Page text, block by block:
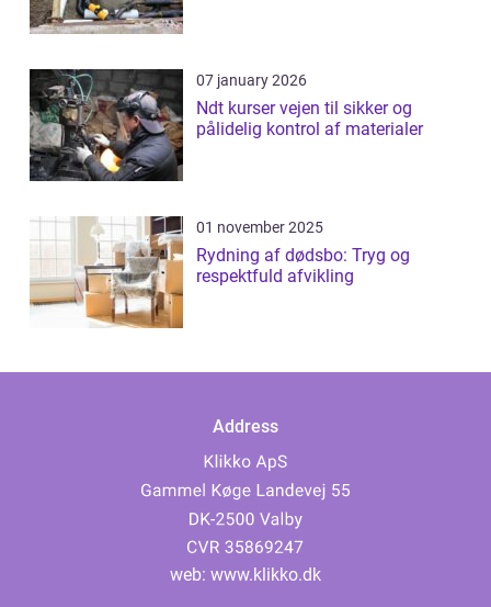
07 january 2026
Ndt kurser vejen til sikker og
pålidelig kontrol af materialer
01 november 2025
Rydning af dødsbo: Tryg og
respektfuld afvikling
Address
web: www.klikko.dk